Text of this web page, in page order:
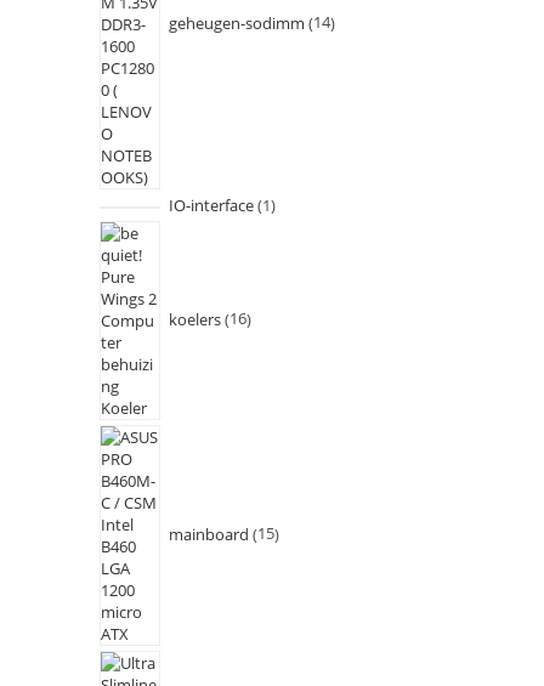
geheugen-sodimm 14
IO-interface 1
koelers 16
mainboard 15